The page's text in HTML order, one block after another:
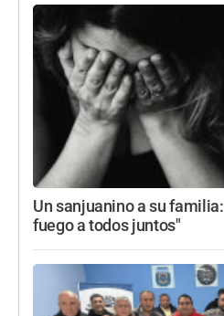
Un sanjuanino a su
fuego a todos juntos"